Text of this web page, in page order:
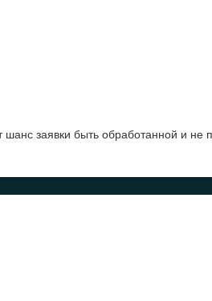
заявки быть обработанной и